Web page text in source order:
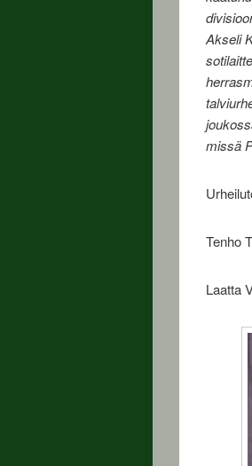
Akseli
missä
Tenho
Laatta